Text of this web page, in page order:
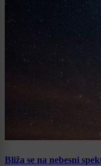
Bliža se na nebesni